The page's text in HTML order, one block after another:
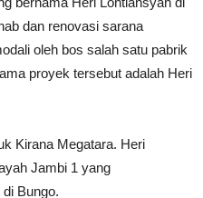
dan renovasi sarana
oleh bos salah satu pabrik
proyek tersebut adalah Heri
Kirana Megatara. Heri
Jambi 1 yang
Bungo.